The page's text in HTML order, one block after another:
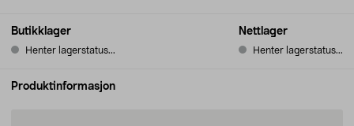
Butikklager
Henter lagerstatus...
Nettlager
Henter lagerstatus...
Produktinformasjon